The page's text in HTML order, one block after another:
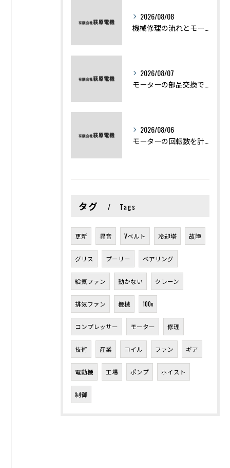
2026/08/08
2026/08/07
2026/08/06
タグ Tags
更新 異音 Vベルト 冷却塔 故障
グリス プーリー ベアリング
給気ファン 動かない クレーン
排気ファン 機械 100v
コンプレッサー モーター 修理
技術 産業 コイル ファン ギア
電動機 工場 ポンプ ホイスト
制御